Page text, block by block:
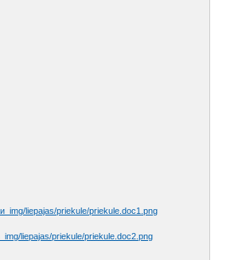
liepajas/priekule/priekule.doc1.png
liepajas/priekule/priekule.doc2.png